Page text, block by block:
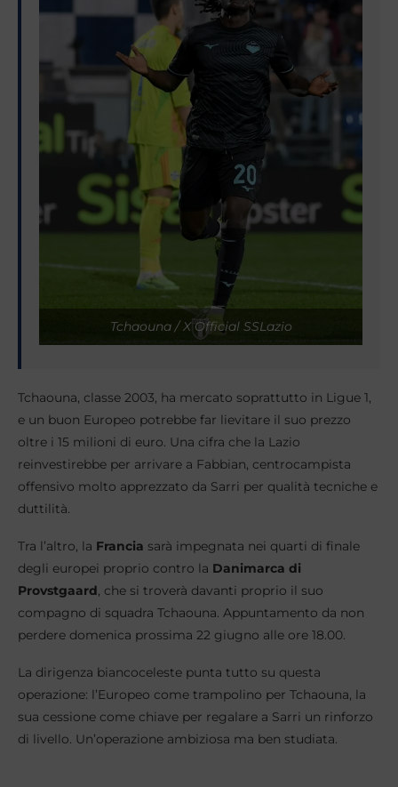
Tchaouna / X Official SSLazio
Tchaouna, classe 2003, ha mercato soprattutto in Ligue 1,
e un buon Europeo potrebbe far lievitare il suo prezzo
oltre i 15 milioni di euro. Una cifra che la Lazio
reinvestirebbe per arrivare a Fabbian, centrocampista
offensivo molto apprezzato da Sarri per qualità tecniche e
duttilità.
Tra l’altro, la Francia sarà impegnata nei quarti di finale
degli europei proprio contro la Danimarca di
Provstgaard, che si troverà davanti proprio il suo
compagno di squadra Tchaouna. Appuntamento da non
perdere domenica prossima 22 giugno alle ore 18.00.
La dirigenza biancoceleste punta tutto su questa
operazione: l’Europeo come trampolino per Tchaouna, la
sua cessione come chiave per regalare a Sarri un rinforzo
di livello. Un’operazione ambiziosa ma ben studiata.